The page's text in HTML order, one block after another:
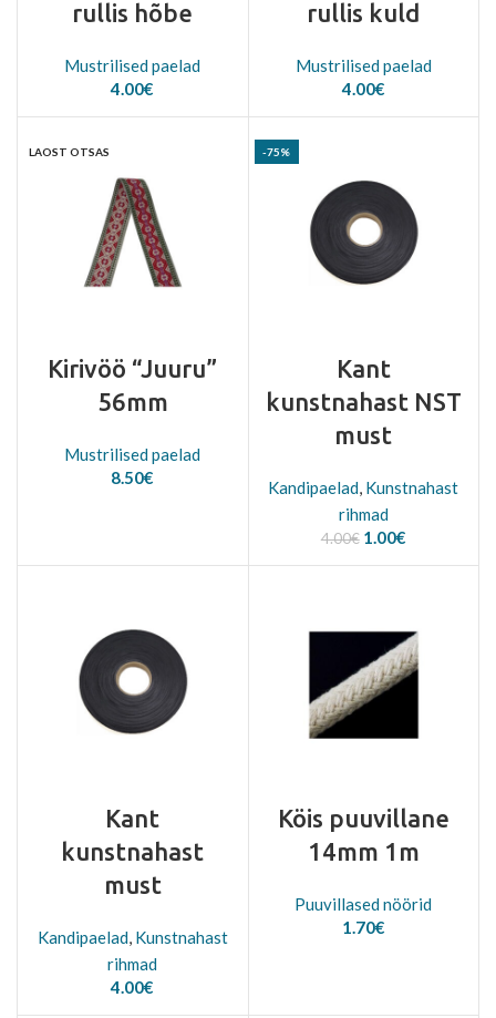
rullis hõbe
Mustrilised paelad
4.00€
rullis kuld
Mustrilised paelad
4.00€
LAOST OTSAS
Kirivöö “Juuru”
56mm
Mustrilised paelad
8.50€
-75%
Kant
kunstnahast NST
must
Kandipaelad, Kunstnahast
rihmad
4.00€ Algne
1.00€Current
Kant
kunstnahast
must
Kandipaelad, Kunstnahast
rihmad
4.00€
Köis puuvillane
14mm 1m
Puuvillased nöörid
1.70€